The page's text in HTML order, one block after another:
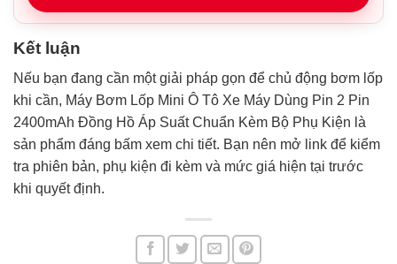
Kết luận
Nếu bạn đang cần một giải pháp gọn để chủ động bơm lốp
khi cần, Máy Bơm Lốp Mini Ô Tô Xe Máy Dùng Pin 2 Pin
2400mAh Đồng Hồ Áp Suất Chuẩn Kèm Bộ Phụ Kiện là
sản phẩm đáng bấm xem chi tiết. Bạn nên mở link để kiểm
tra phiên bản, phụ kiện đi kèm và mức giá hiện tại trước
khi quyết định.